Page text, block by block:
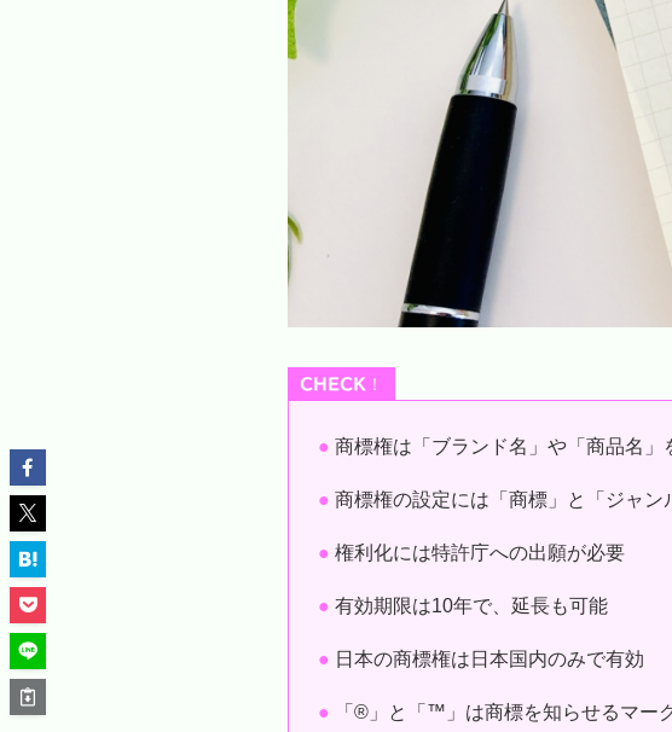
CHECK ！
● 商標権は「ブランド名」や「商品名」
● 商標権の設定には「商標」と「ジャン
● 権利化には特許庁への出願が必要
● 有効期限は10年で、延長も可能
● 日本の商標権は日本国内のみで有効
● 「®」と「™」は商標を知らせるマー